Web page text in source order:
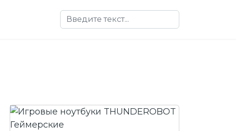
Поиск
Геймерские